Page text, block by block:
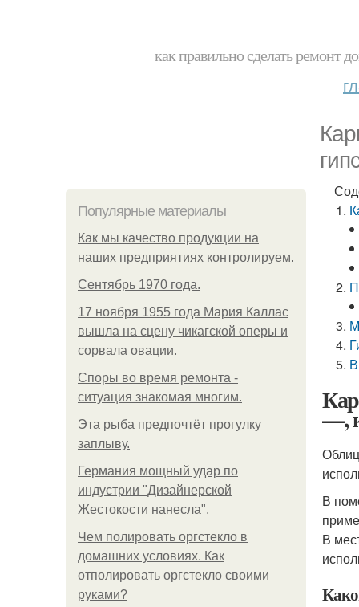
как правильно сделать ремонт
Популярные материалы
Как мы качество продукции на
наших предприятиях контролируем.
Сентябрь 1970 года.
17 ноября 1955 года Мария Каллас
вышла на сцену чикагской оперы и
сорвала овации.
Споры во время ремонта -
ситуация знакомая многим.
Эта рыба предпочтёт прогулку
заплыву.
Германия мощный удар по
индустрии "Дизайнерской
Жестокости нанесла".
Чем полировать оргстекло в
домашних условиях. Как
отполировать оргстекло своими
руками?
—,
В
В